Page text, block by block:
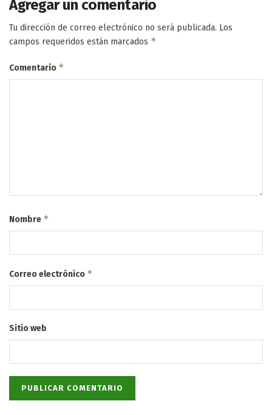
Agregar un comentario
Tu dirección de correo electrónico no será publicada. Los
campos requeridos están marcados *
Comentario *
Nombre *
Correo electrónico *
Sitio web